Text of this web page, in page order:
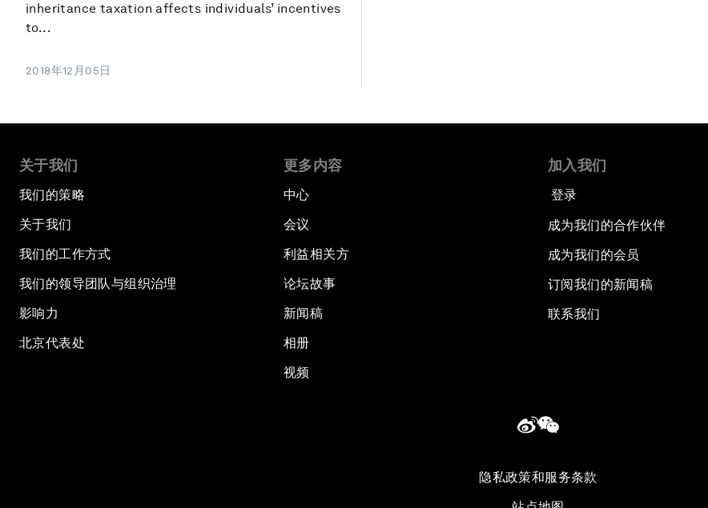
inheritance taxation affects individuals’ incentives
to...
2018年12月05日
关于我们
我们的策略
关于我们
我们的工作方式
我们的领导团队与组织治理
影响力
北京代表处
更多内容
中心
会议
利益相关方
论坛故事
新闻稿
相册
视频
加入我们
登录
成为我们的合作伙伴
成为我们的会员
订阅我们的新闻稿
联系我们
隐私政策和服务条款